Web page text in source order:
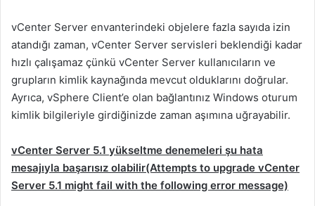
vCenter Server envanterindeki objelere fazla sayıda izin
atandığı zaman, vCenter Server servisleri beklendiği kadar
hızlı çalışamaz çünkü vCenter Server kullanıcıların ve
grupların kimlik kaynağında mevcut olduklarını doğrular.
Ayrıca, vSphere Client’e olan bağlantınız Windows oturum
kimlik bilgileriyle girdiğinizde zaman aşımına uğrayabilir.
vCenter Server 5.1 yükseltme denemeleri şu hata
mesajıyla başarısız olabilir(Attempts to upgrade vCenter
Server 5.1 might fail with the following error message)